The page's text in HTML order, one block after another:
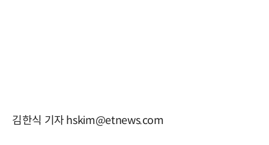
김한식 기자 hskim@etnews.com